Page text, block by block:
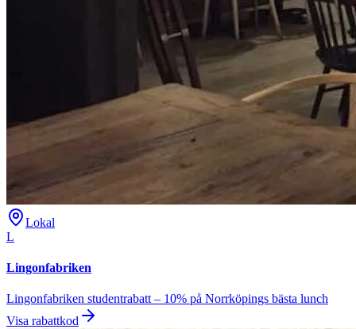
Lokal
L
Lingonfabriken
Lingonfabriken studentrabatt – 10% på Norrköpings bästa lunch
Visa rabattkod